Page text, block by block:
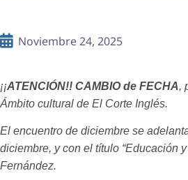
Noviembre 24, 2025
¡¡ATENCIÓN!! CAMBIO de FECHA,
Ámbito cultural de El Corte Inglés.
El encuentro de diciembre se
diciembre, y con el título “Educación
Fernández.